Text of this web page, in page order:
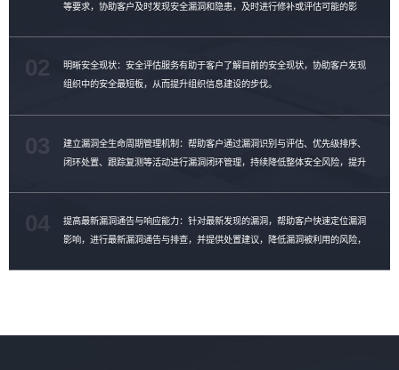
等要求，协助客户及时发现安全漏洞和隐患，及时进行修补或评估可能的影
明晰安全现状：安全评估服务有助于客户了解目前的安全现状，协助客户发现
组织中的安全最短板，从而提升组织信息建设的步伐。
02
建立漏洞全生命周期管理机制：帮助客户通过漏洞识别与评估、优先级排序、
闭环处置、跟踪复测等活动进行漏洞闭环管理，持续降低整体安全风险，提升
提高最新漏洞通告与响应能力：针对最新发现的漏洞，帮助客户快速定位漏洞
影响，进行最新漏洞通告与排查，并提供处置建议，降低漏洞被利用的风险，
04